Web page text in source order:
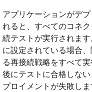
アプリケーションがデ
れると、すべてのコネ
続テストが実行されま
に設定されている場合
る再接続戦略をすべて
後にテストに合格しな
プロイメントが失敗し